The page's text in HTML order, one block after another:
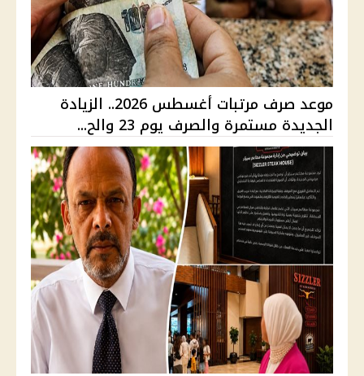
موعد صرف مرتبات أغسطس 2026.. الزيادة
الجديدة مستمرة والصرف يوم 23 والح...